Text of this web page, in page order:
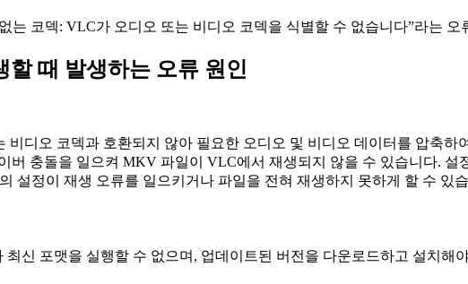
는 코덱: VLC가 오디오 또는 비디오 코덱을 식별할 수 없습니다”라는
때 발생하는 오류 원인
비디오 코덱과 호환되지 않아 필요한 오디오 및 비디오 데이터를 압축하
버 충돌을 일으켜 MKV 파일이 VLC에서 재생되지 않을 수 있습니다.
설정이 재생 오류를 일으키거나 파일을 전혀 재생하지 못하게 할 수 있
신 포맷을 실행할 수 없으며, 업데이트된 버전을 다운로드하고 설치